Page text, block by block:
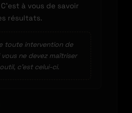
à vous de savoir
résultats.
toute intervention de
ne devez maîtriser
c’est celui-ci.